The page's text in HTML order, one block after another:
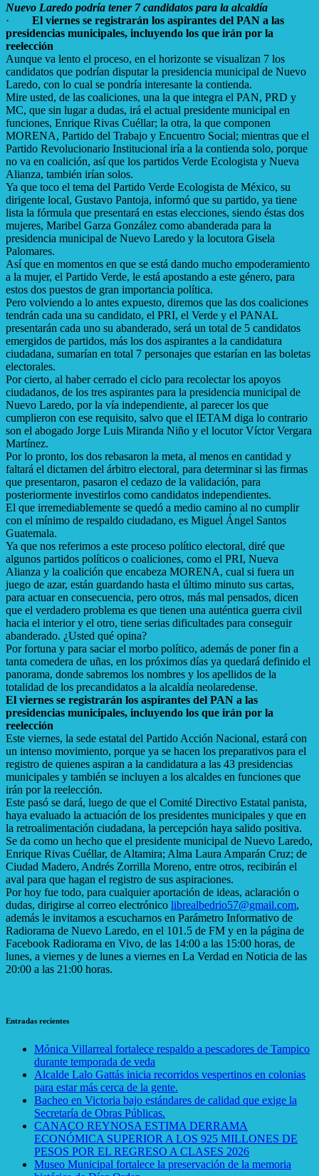
Nuevo Laredo podría tener 7 candidatos para la alcaldía
· El viernes se registrarán los aspirantes del PAN a las
presidencias municipales, incluyendo los que irán por la
reelección
Aunque va lento el proceso, en el horizonte se visualizan 7 los
candidatos que podrían disputar la presidencia municipal de Nuevo
Laredo, con lo cual se pondría interesante la contienda.
Mire usted, de las coaliciones, una la que integra el PAN, PRD y
MC, que sin lugar a dudas, irá el actual presidente municipal en
funciones, Enrique Rivas Cuéllar; la otra, la que componen
MORENA, Partido del Trabajo y Encuentro Social; mientras que el
Partido Revolucionario Institucional iría a la contienda solo, porque
no va en coalición, así que los partidos Verde Ecologista y Nueva
Alianza, también irían solos.
Ya que toco el tema del Partido Verde Ecologista de México, su
dirigente local, Gustavo Pantoja, informó que su partido, ya tiene
lista la fórmula que presentará en estas elecciones, siendo éstas dos
mujeres, Maribel Garza González como abanderada para la
presidencia municipal de Nuevo Laredo y la locutora Gisela
Palomares.
Así que en momentos en que se está dando mucho empoderamiento
a la mujer, el Partido Verde, le está apostando a este género, para
estos dos puestos de gran importancia política.
Pero volviendo a lo antes expuesto, diremos que las dos coaliciones
tendrán cada una su candidato, el PRI, el Verde y el PANAL
presentarán cada uno su abanderado, será un total de 5 candidatos
emergidos de partidos, más los dos aspirantes a la candidatura
ciudadana, sumarían en total 7 personajes que estarían en las boletas
electorales.
Por cierto, al haber cerrado el ciclo para recolectar los apoyos
ciudadanos, de los tres aspirantes para la presidencia municipal de
Nuevo Laredo, por la vía independiente, al parecer los que
cumplieron con ese requisito, salvo que el IETAM diga lo contrario
son el abogado Jorge Luis Miranda Niño y el locutor Víctor Vergara
Martínez.
Por lo pronto, los dos rebasaron la meta, al menos en cantidad y
faltará el dictamen del árbitro electoral, para determinar si las firmas
que presentaron, pasaron el cedazo de la validación, para
posteriormente investirlos como candidatos independientes.
El que irremediablemente se quedó a medio camino al no cumplir
con el mínimo de respaldo ciudadano, es Miguel Ángel Santos
Guatemala.
Ya que nos referimos a este proceso político electoral, diré que
algunos partidos políticos o coaliciones, como el PRI, Nueva
Alianza y la coalición que encabeza MORENA, cual si fuera un
juego de azar, están guardando hasta el último minuto sus cartas,
para actuar en consecuencia, pero otros, más mal pensados, dicen
que el verdadero problema es que tienen una auténtica guerra civil
hacia el interior y el otro, tiene serias dificultades para conseguir
abanderado. ¿Usted qué opina?
Por fortuna y para saciar el morbo político, además de poner fin a
tanta comedera de uñas, en los próximos días ya quedará definido el
panorama, donde sabremos los nombres y los apellidos de la
totalidad de los precandidatos a la alcaldía neolaredense.
El viernes se registrarán los aspirantes del PAN a las
presidencias municipales, incluyendo los que irán por la
reelección
Este viernes, la sede estatal del Partido Acción Nacional, estará con
un intenso movimiento, porque ya se hacen los preparativos para el
registro de quienes aspiran a la candidatura a las 43 presidencias
municipales y también se incluyen a los alcaldes en funciones que
irán por la reelección.
Este pasó se dará, luego de que el Comité Directivo Estatal panista,
haya evaluado la actuación de los presidentes municipales y que en
la retroalimentación ciudadana, la percepción haya salido positiva.
Se da como un hecho que el presidente municipal de Nuevo Laredo,
Enrique Rivas Cuéllar, de Altamira; Alma Laura Amparán Cruz; de
Ciudad Madero, Andrés Zorrilla Moreno, entre otros, recibirán el
aval para que hagan el registro de sus aspiraciones.
Por hoy fue todo, para cualquier aportación de ideas, aclaración o
dudas, dirigirse al correo electrónico librealbedrio57@gmail.com,
además le invitamos a escucharnos en Parámetro Informativo de
Radiorama de Nuevo Laredo, en el 101.5 de FM y en la página de
Facebook Radiorama en Vivo, de las 14:00 a las 15:00 horas, de
lunes, a viernes y de lunes a viernes en La Verdad en Noticia de las
20:00 a las 21:00 horas.
Entradas recientes
Mónica Villarreal fortalece respaldo a pescadores de Tampico
durante temporada de veda
Alcalde Lalo Gattás inicia recorridos vespertinos en colonias
para estar más cerca de la gente.
Bacheo en Victoria bajo estándares de calidad que exige la
Secretaría de Obras Públicas.
CANACO REYNOSA ESTIMA DERRAMA
ECONÓMICA SUPERIOR A LOS 925 MILLONES DE
PESOS POR EL REGRESO A CLASES 2026
Museo Municipal fortalece la preservación de la memoria